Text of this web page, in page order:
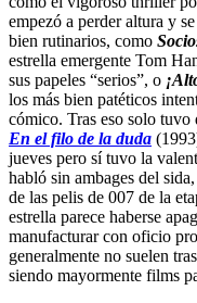
empezó a perder altura y
bien rutinarios, como
estrella emergente Tom
sus papeles “serios”, o
los más bien patéticos
cómico. Tras eso solo tuvo
En el filo de la duda
jueves pero sí tuvo la
habló sin ambages del
de las pelis de 007 de la
estrella parece haberse
manufacturar con oficio
generalmente no suelen
siendo mayormente films